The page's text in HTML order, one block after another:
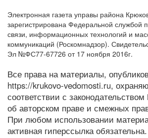
Электронная газета управы района
зарегистрирована Федеральной службой
связи, информационных технологий и
коммуникаций (Роскомнадзор).
Эл №ФС77-67726 от 17 ноября 2016г.
Все права на материалы,
https://krukovo-vedomosti.ru,
соответствии с
об авторском праве и смежных
При любом использовании
активная гиперссылка обязательна.